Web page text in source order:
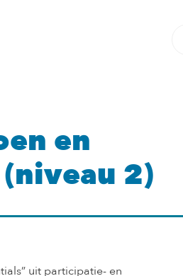
en
2)
uit participatie- en